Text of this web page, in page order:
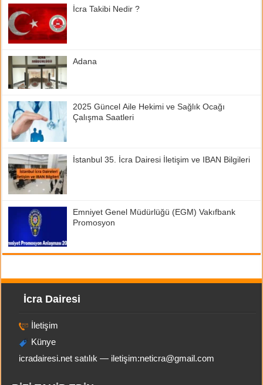
İcra Takibi Nedir ?
Adana
2025 Güncel Aile Hekimi ve Sağlık Ocağı
Çalışma Saatleri
İstanbul 35. İcra Dairesi İletişim ve IBAN Bilgileri
Emniyet Genel Müdürlüğü (EGM) Vakıfbank
Promosyon
İcra Dairesi
İletişim
Künye
icradairesi.net satılık — iletişim:neticra@gmail.com